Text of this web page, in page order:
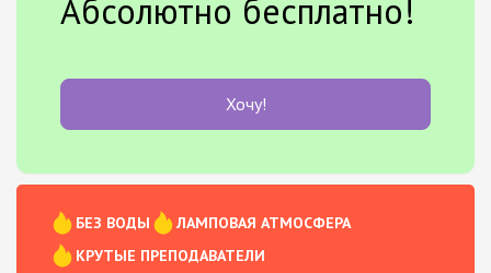
Абсолютно бесплатно!
Хочу!
БЕЗ ВОДЫ
ЛАМПОВАЯ АТМОСФЕРА
КРУТЫЕ ПРЕПОДАВАТЕЛИ